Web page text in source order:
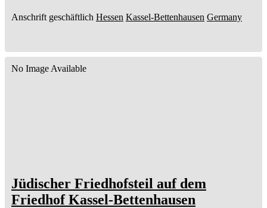
Anschrift geschäftlich Hessen Kassel-Bettenhausen Germany
No Image Available
Jüdischer Friedhofsteil auf dem
Friedhof Kassel-Bettenhausen